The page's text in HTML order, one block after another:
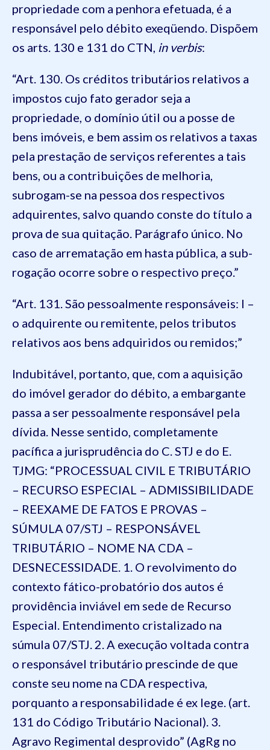
propriedade com a penhora efetuada, é a
responsável pelo débito exeqüendo. Dispõem
os arts. 130 e 131 do CTN, in verbis:
“Art. 130. Os créditos tributários relativos a
impostos cujo fato gerador seja a
propriedade, o domínio útil ou a posse de
bens imóveis, e bem assim os relativos a taxas
pela prestação de serviços referentes a tais
bens, ou a contribuições de melhoria,
subrogam-se na pessoa dos respectivos
adquirentes, salvo quando conste do título a
prova de sua quitação. Parágrafo único. No
caso de arrematação em hasta pública, a sub-
rogação ocorre sobre o respectivo preço.”
“Art. 131. São pessoalmente responsáveis: I –
o adquirente ou remitente, pelos tributos
relativos aos bens adquiridos ou remidos;”
Indubitável, portanto, que, com a aquisição
do imóvel gerador do débito, a embargante
passa a ser pessoalmente responsável pela
dívida. Nesse sentido, completamente
pacífica a jurisprudência do C. STJ e do E.
TJMG: “PROCESSUAL CIVIL E TRIBUTÁRIO
– RECURSO ESPECIAL – ADMISSIBILIDADE
– REEXAME DE FATOS E PROVAS –
SÚMULA 07/STJ – RESPONSÁVEL
TRIBUTÁRIO – NOME NA CDA –
DESNECESSIDADE. 1. O revolvimento do
contexto fático-probatório dos autos é
providência inviável em sede de Recurso
Especial. Entendimento cristalizado na
súmula 07/STJ. 2. A execução voltada contra
o responsável tributário prescinde de que
conste seu nome na CDA respectiva,
porquanto a responsabilidade é ex lege. (art.
131 do Código Tributário Nacional). 3.
Agravo Regimental desprovido” (AgRg no